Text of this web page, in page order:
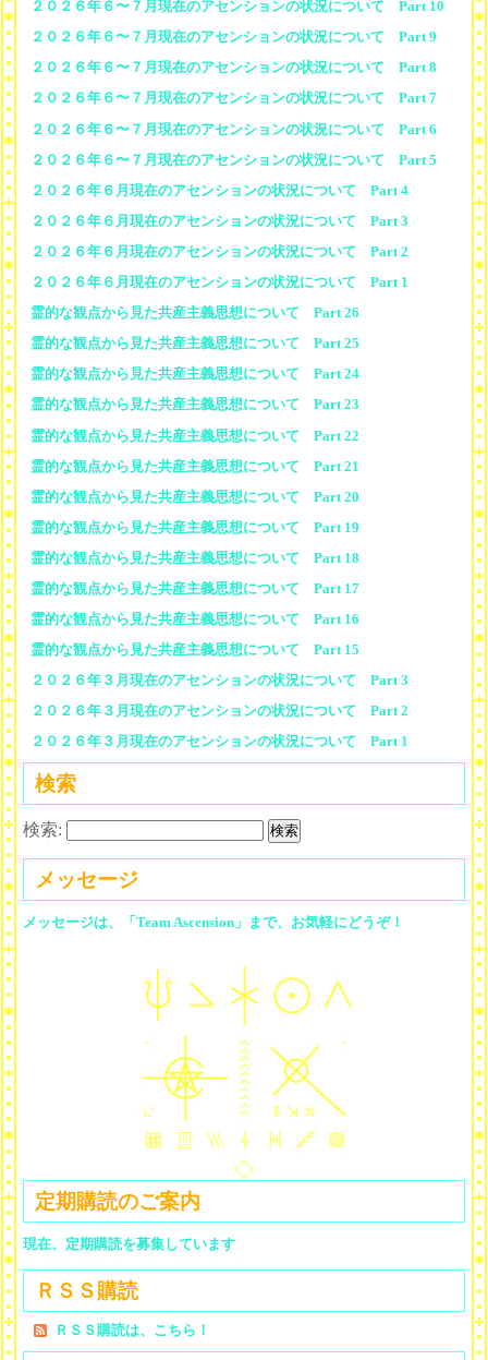
２０２６年６〜７月現在のアセンションの状況について Part 10
２０２６年６〜７月現在のアセンションの状況について Part 9
２０２６年６〜７月現在のアセンションの状況について Part 8
２０２６年６〜７月現在のアセンションの状況について Part 7
２０２６年６〜７月現在のアセンションの状況について Part 6
２０２６年６〜７月現在のアセンションの状況について Part 5
２０２６年６月現在のアセンションの状況について Part 4
２０２６年６月現在のアセンションの状況について Part 3
２０２６年６月現在のアセンションの状況について Part 2
２０２６年６月現在のアセンションの状況について Part 1
霊的な観点から見た共産主義思想について Part 26
霊的な観点から見た共産主義思想について Part 25
霊的な観点から見た共産主義思想について Part 24
霊的な観点から見た共産主義思想について Part 23
霊的な観点から見た共産主義思想について Part 22
霊的な観点から見た共産主義思想について Part 21
霊的な観点から見た共産主義思想について Part 20
霊的な観点から見た共産主義思想について Part 19
霊的な観点から見た共産主義思想について Part 18
霊的な観点から見た共産主義思想について Part 17
霊的な観点から見た共産主義思想について Part 16
霊的な観点から見た共産主義思想について Part 15
２０２６年３月現在のアセンションの状況について Part 3
２０２６年３月現在のアセンションの状況について Part 2
２０２６年３月現在のアセンションの状況について Part 1
検索
検索:
メッセージ
メッセージは、「Team Ascension」まで、お気軽にどうぞ！
定期購読のご案内
現在、定期購読を募集しています
ＲＳＳ購読
ＲＳＳ購読は、こちら！